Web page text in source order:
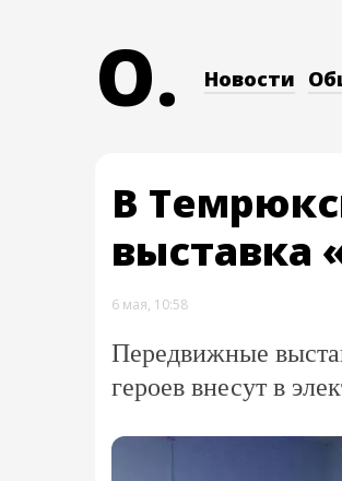
O. Новости
В
выставка
6 мая, 10:58
Передвижные
героев внесут в